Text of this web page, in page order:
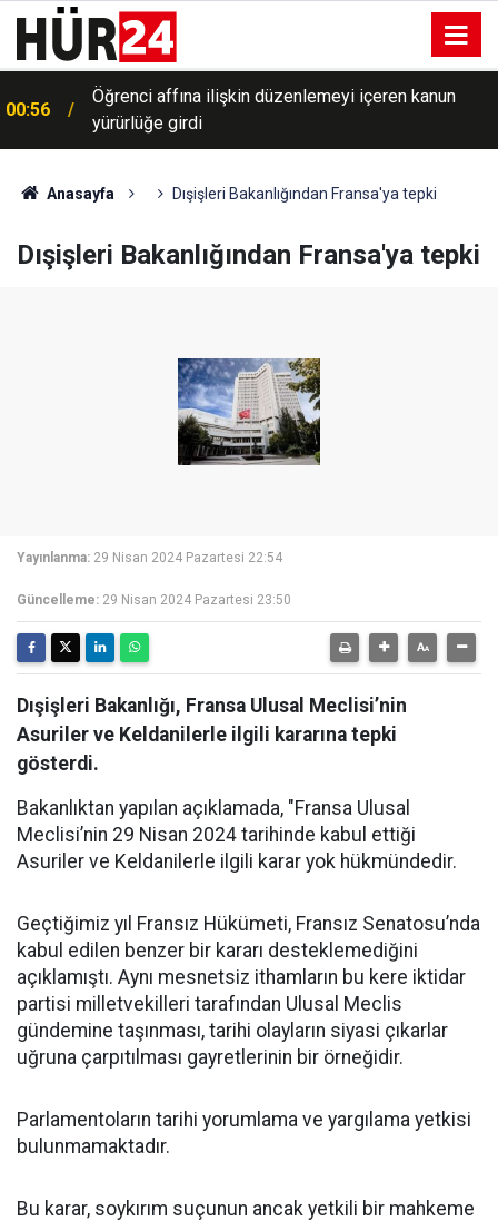
00:56
Öğrenci affına ilişkin düzenlemeyi içeren kanun
yürürlüğe girdi
Anasayfa Dışişleri Bakanlığından Fransa'ya tepki
Dışişleri Bakanlığından Fransa'ya tepki
Yayınlanma: 29 Nisan 2024 Pazartesi 22:54
Güncelleme: 29 Nisan 2024 Pazartesi 23:50
Dışişleri Bakanlığı, Fransa Ulusal Meclisi’nin
Asuriler ve Keldanilerle ilgili kararına tepki
gösterdi.
Bakanlıktan yapılan açıklamada, "Fransa Ulusal
Meclisi’nin 29 Nisan 2024 tarihinde kabul ettiği
Asuriler ve Keldanilerle ilgili karar yok hükmündedir.
Geçtiğimiz yıl Fransız Hükümeti, Fransız Senatosu’nda
kabul edilen benzer bir kararı desteklemediğini
açıklamıştı. Aynı mesnetsiz ithamların bu kere iktidar
partisi milletvekilleri tarafından Ulusal Meclis
gündemine taşınması, tarihi olayların siyasi çıkarlar
uğruna çarpıtılması gayretlerinin bir örneğidir.
Parlamentoların tarihi yorumlama ve yargılama yetkisi
bulunmamaktadır.
Bu karar, soykırım suçunun ancak yetkili bir mahkeme